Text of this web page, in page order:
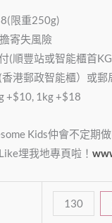
限重250g)
寄失風險
(順豐站或智能櫃首KG
香港郵政智能櫃）或郵
+$10, 1kg +$18
Kids仲會不定期
埋我地專頁啦！
130